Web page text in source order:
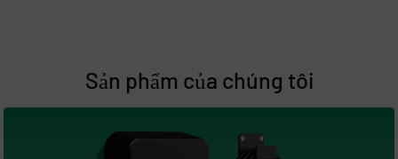
Sản phẩm của chúng tôi